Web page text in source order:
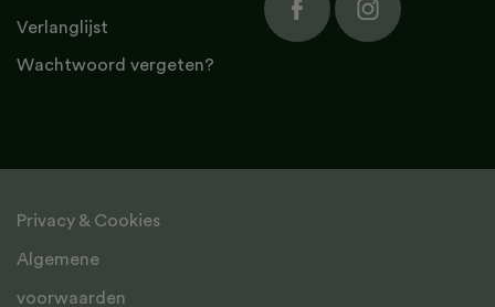
Verlanglijst
Wachtwoord vergeten?
Privacy & Cookies
Algemene
voorwaarden